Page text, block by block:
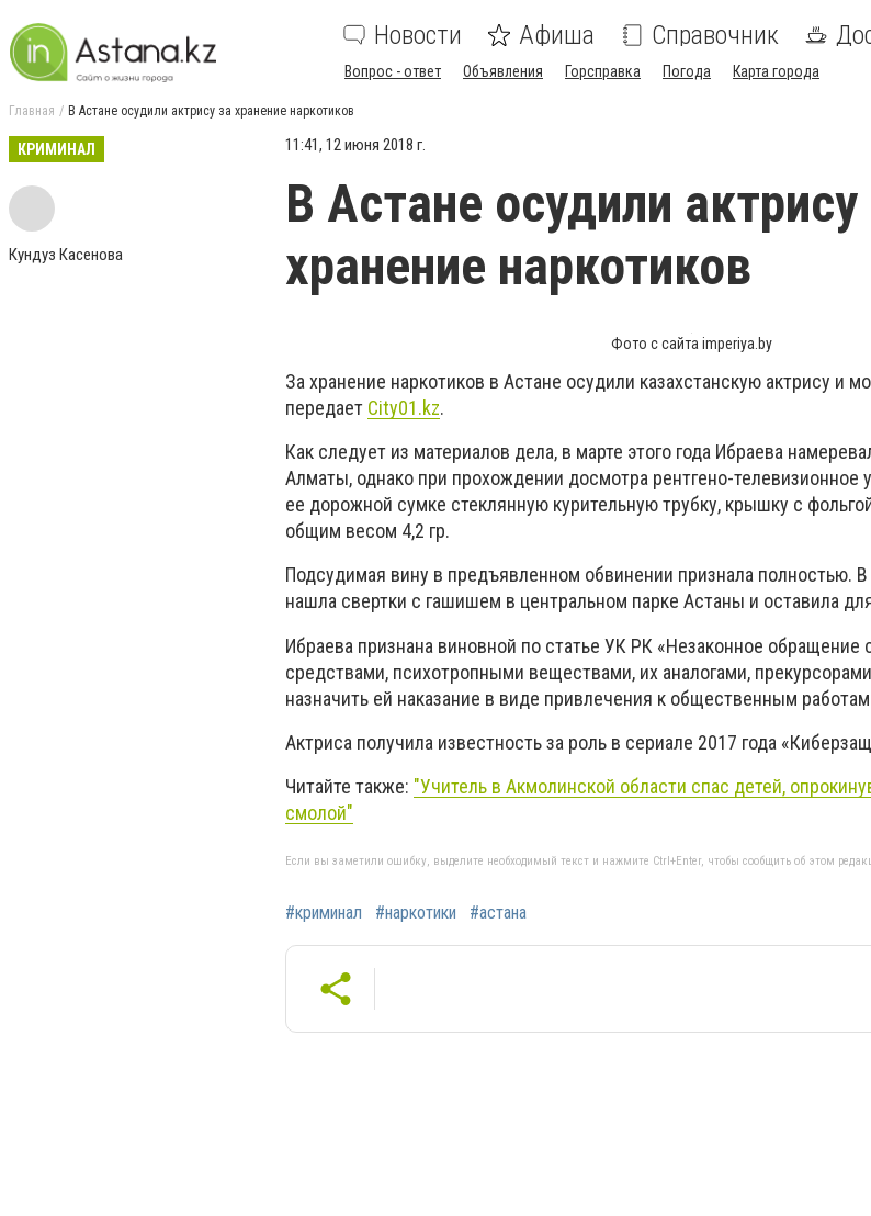
Новости Афиша Справочник
Вопрос - ответ Объявления Горсправка Погода Карта города
Главная В Астане осудили актрису за хранение наркотиков
КРИМИНАЛ
Кундуз Касенова
11:41, 12 июня 2018 г.
В Астане осудили актрису
хранение наркотиков
Фото с сайта imperiya.by
За хранение наркотиков в Астане осудили казахстанскую актрису и
передает Сity01.kz.
Как следует из материалов дела, в марте этого года Ибраева
Алматы, однако при прохождении досмотра рентгено-телевизионное
ее дорожной сумке стеклянную курительную трубку, крышку с
общим весом 4,2 гр.
Подсудимая вину в предъявленном обвинении признала полностью.
нашла свертки с гашишем в центральном парке Астаны и оставила
Ибраева признана виновной по статье УК РК «Незаконное обращение
средствами, психотропными веществами, их аналогами,
назначить ей наказание в виде привлечения к общественным
Актриса получила известность за роль в сериале 2017 года
Читайте также: "Учитель в Акмолинской области спас детей,
смолой"
Если вы заметили ошибку, выделите необходимый текст и нажмите Ctrl+Enter, чтобы сообщить об этом
#криминал #наркотики #астана